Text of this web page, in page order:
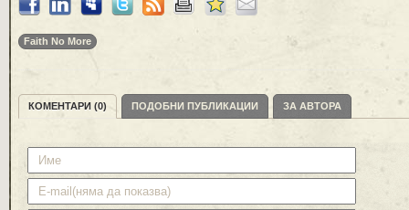
Faith No More
КОМЕНТАРИ (0) ПОДОБНИ ПУБЛИКАЦИИ ЗА АВТОРА